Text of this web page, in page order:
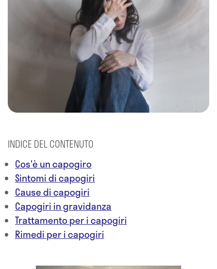
INDICE DEL CONTENUTO
Cos'è un capogiro
Sintomi di capogiri
Cause di capogiri
Capogiri in gravidanza
Trattamento per i capogiri
Rimedi per i capogiri